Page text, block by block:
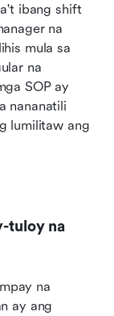
ibang shift
na
mula sa
na
SOP ay
nananatili
lumilitaw ang
tuloy na
na
ay ang